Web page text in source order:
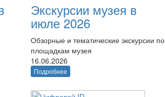
Экскурсии музея в
июле 2026
Обзорные и тематические экскурсии по
площадкам музея
16.06.2026
Подробнее